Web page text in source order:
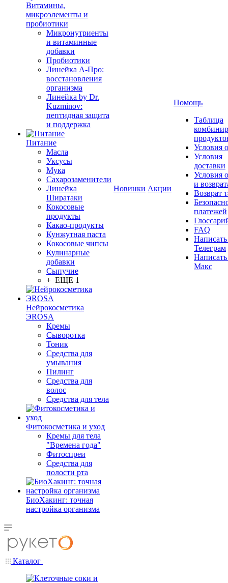
Витамины,
микроэлементы и
пробиотики
Микронутриенты
и витаминные
добавки
Пробиотики
Линейка А-Про:
восстановления
организма
Линейка by Dr.
Kuzminov:
пептидная защита
и поддержка
Питание
Масла
Уксусы
Мука
Сахарозаменители
Линейка
Ширатаки
Кокосовые
продукты
Какао-продукты
Кунжутная паста
Кокосовые чипсы
Кулинарные
добавки
Сыпучие
+ ЕЩЕ 1
Нейрокосметика
ЭROSA
Кремы
Сыворотка
Тоник
Средства для
умывания
Пилинг
Средства для
волос
Средства для тела
Фитокосметика и уход
Кремы для тела
"Времена года"
Фитоспреи
Средства для
полости рта
БиоХакинг: точная
настройка организма
Новинки Акции
Помощь
Таблица
Условия
Условия
доставки
Условия
и
Возврат
платежей
FAQ
Телеграм
Макс
Каталог